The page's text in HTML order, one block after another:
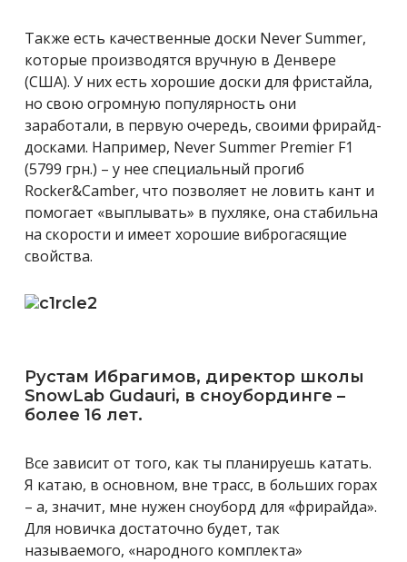
Также есть качественные доски Never Summer,
которые производятся вручную в Денвере
(США). У них есть хорошие доски для фристайла,
но свою огромную популярность они
заработали, в первую очередь, своими фрирайд-
досками. Например, Never Summer Premier F1
(5799 грн.) – у нее специальный прогиб
Rocker&Camber, что позволяет не ловить кант и
помогает «выплывать» в пухляке, она стабильна
на скорости и имеет хорошие виброгасящие
свойства.
Рустам Ибрагимов, директор школы
SnowLab Gudauri, в сноубординге –
более 16 лет.
Все зависит от того, как ты планируешь катать.
Я катаю, в основном, вне трасс, в больших горах
– а, значит, мне нужен сноуборд для «фрирайда».
Для новичка достаточно будет, так
называемого, «народного комплекта»